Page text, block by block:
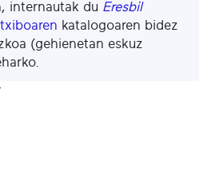
internautak du Eresbil
katalogoaren bidez
(gehienetan eskuz